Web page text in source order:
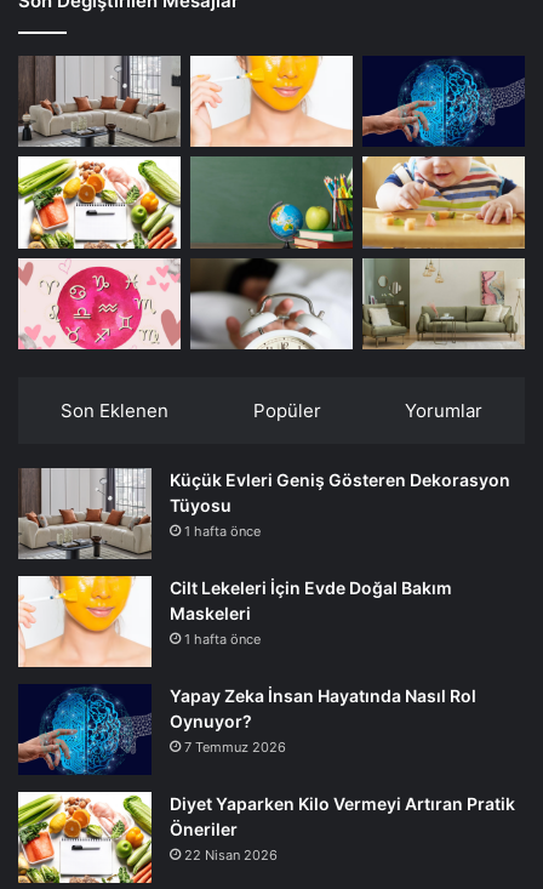
Son Eklenen Popüler Yorumlar
Küçük Evleri Geniş Gösteren Dekorasyon
Tüyosu
1 hafta önce
Cilt Lekeleri İçin Evde Doğal Bakım
Maskeleri
1 hafta önce
Yapay Zeka İnsan Hayatında Nasıl Rol
Oynuyor?
7 Temmuz 2026
Diyet Yaparken Kilo Vermeyi Artıran Pratik
Öneriler
22 Nisan 2026